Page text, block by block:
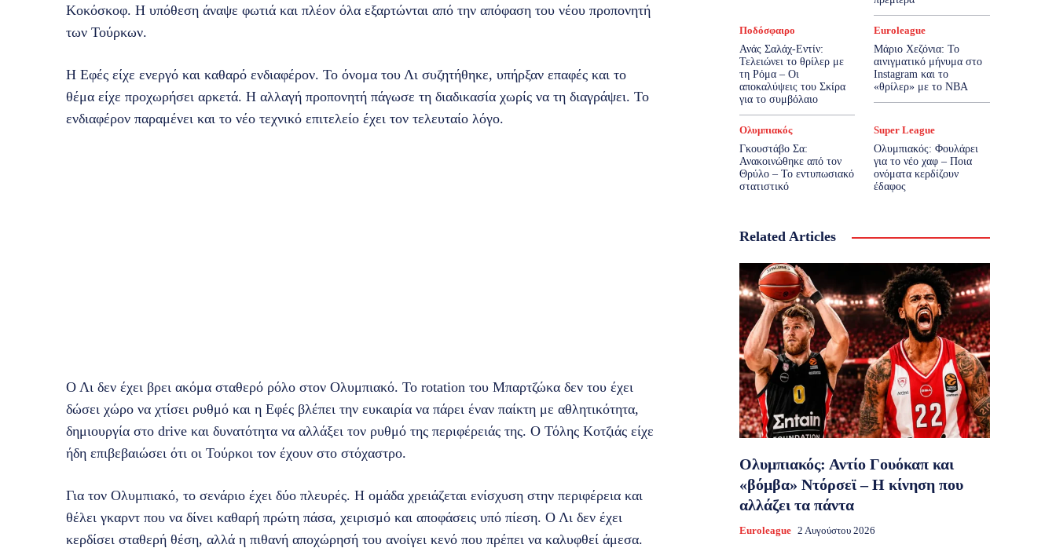
Κοκόσκοφ. Η υπόθεση άναψε φωτιά και πλέον όλα εξαρτώνται από την απόφαση του νέου προπονητή
των Τούρκων.
Η Εφές είχε ενεργό και καθαρό ενδιαφέρον. Το όνομα του Λι συζητήθηκε, υπήρξαν επαφές και το
θέμα είχε προχωρήσει αρκετά. Η αλλαγή προπονητή πάγωσε τη διαδικασία χωρίς να τη διαγράψει. Το
ενδιαφέρον παραμένει και το νέο τεχνικό επιτελείο έχει τον τελευταίο λόγο.
Ο Λι δεν έχει βρει ακόμα σταθερό ρόλο στον Ολυμπιακό. Το rotation του Μπαρτζώκα δεν του έχει
δώσει χώρο να χτίσει ρυθμό και η Εφές βλέπει την ευκαιρία να πάρει έναν παίκτη με αθλητικότητα,
δημιουργία στο drive και δυνατότητα να αλλάξει τον ρυθμό της περιφέρειάς της. Ο Τόλης Κοτζιάς είχε
ήδη επιβεβαιώσει ότι οι Τούρκοι τον έχουν στο στόχαστρο.
Για τον Ολυμπιακό, το σενάριο έχει δύο πλευρές. Η ομάδα χρειάζεται ενίσχυση στην περιφέρεια και
θέλει γκαρντ που να δίνει καθαρή πρώτη πάσα, χειρισμό και αποφάσεις υπό πίεση. Ο Λι δεν έχει
κερδίσει σταθερή θέση, αλλά η πιθανή αποχώρησή του ανοίγει κενό που πρέπει να καλυφθεί άμεσα.
Ποδόσφαιρο
Ανάς Σαλάχ-Εντίν:
Τελειώνει το θρίλερ με
τη Ρόμα – Οι
αποκαλύψεις του Σκίρα
για το συμβόλαιο
Euroleague
Μάριο Χεζόνια: Το
αινιγματικό μήνυμα στο
Instagram και το
«θρίλερ» με το NBA
Ολυμπιακός
Γκουστάβο Σα:
Ανακοινώθηκε από τον
Θρύλο – Το εντυπωσιακό
στατιστικό
Super League
Ολυμπιακός: Φουλάρει
για το νέο χαφ – Ποια
ονόματα κερδίζουν
έδαφος
Related Articles
Ολυμπιακός: Αντίο Γουόκαπ και
«βόμβα» Ντόρσεϊ – Η κίνηση που
αλλάζει τα πάντα
Euroleague 2 Αυγούστου 2026